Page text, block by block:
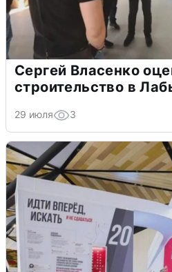
Сергей Власенко
строительство в
29 июля 3